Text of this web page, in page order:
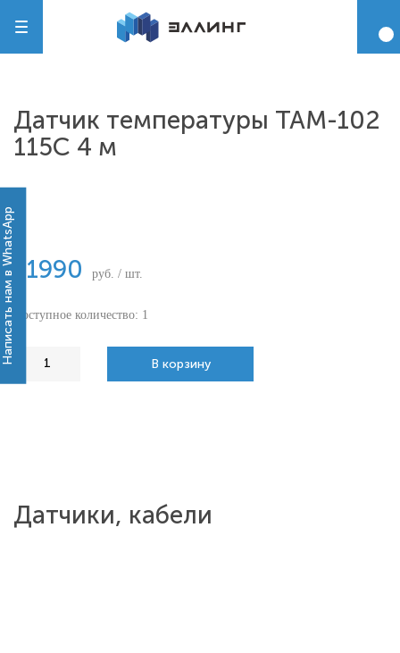
Датчик температуры ТАМ-102
115С 4 м
-
11990 руб. / шт.
Доступное количество: 1
В корзину
Датчики, кабели
Написать нам в WhatsApp